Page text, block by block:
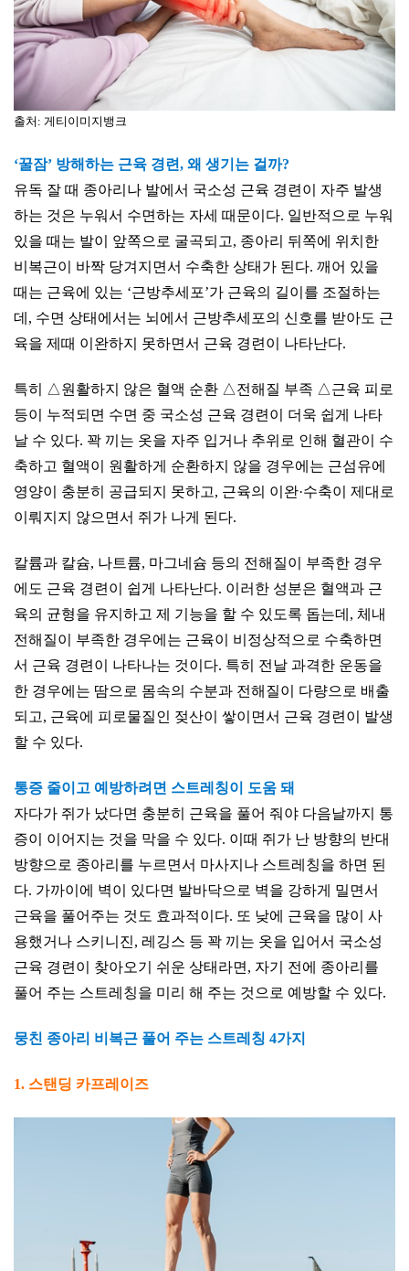
출처: 게티이미지뱅크
‘꿀잠’ 방해하는 근육 경련, 왜 생기는 걸까?
유독 잘 때 종아리나 발에서 국소성 근육 경련이 자주 발생
하는 것은 누워서 수면하는 자세 때문이다. 일반적으로 누워
있을 때는 발이 앞쪽으로 굴곡되고, 종아리 뒤쪽에 위치한
비복근이 바짝 당겨지면서 수축한 상태가 된다. 깨어 있을
때는 근육에 있는 ‘근방추세포’가 근육의 길이를 조절하는
데, 수면 상태에서는 뇌에서 근방추세포의 신호를 받아도 근
육을 제때 이완하지 못하면서 근육 경련이 나타난다.
특히 △원활하지 않은 혈액 순환 △전해질 부족 △근육 피로
등이 누적되면 수면 중 국소성 근육 경련이 더욱 쉽게 나타
날 수 있다. 꽉 끼는 옷을 자주 입거나 추위로 인해 혈관이 수
축하고 혈액이 원활하게 순환하지 않을 경우에는 근섬유에
영양이 충분히 공급되지 못하고, 근육의 이완·수축이 제대로
이뤄지지 않으면서 쥐가 나게 된다.
칼륨과 칼슘, 나트륨, 마그네슘 등의 전해질이 부족한 경우
에도 근육 경련이 쉽게 나타난다. 이러한 성분은 혈액과 근
육의 균형을 유지하고 제 기능을 할 수 있도록 돕는데, 체내
전해질이 부족한 경우에는 근육이 비정상적으로 수축하면
서 근육 경련이 나타나는 것이다. 특히 전날 과격한 운동을
한 경우에는 땀으로 몸속의 수분과 전해질이 다량으로 배출
되고, 근육에 피로물질인 젖산이 쌓이면서 근육 경련이 발생
할 수 있다.
통증 줄이고 예방하려면 스트레칭이 도움 돼
자다가 쥐가 났다면 충분히 근육을 풀어 줘야 다음날까지 통
증이 이어지는 것을 막을 수 있다. 이때 쥐가 난 방향의 반대
방향으로 종아리를 누르면서 마사지나 스트레칭을 하면 된
다. 가까이에 벽이 있다면 발바닥으로 벽을 강하게 밀면서
근육을 풀어주는 것도 효과적이다. 또 낮에 근육을 많이 사
용했거나 스키니진, 레깅스 등 꽉 끼는 옷을 입어서 국소성
근육 경련이 찾아오기 쉬운 상태라면, 자기 전에 종아리를
풀어 주는 스트레칭을 미리 해 주는 것으로 예방할 수 있다.
뭉친 종아리 비복근 풀어 주는 스트레칭 4가지
1. 스탠딩 카프레이즈